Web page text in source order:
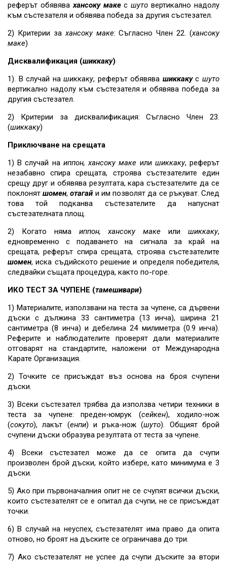
реферът обявявахансоку макесшуто вертикално надолу
към състезателя и обявява победа за другия състезател.
2) Критерии захансоку маке: Съгласно Член 22. (хансоку
маке)
Дисквалификация (шиккаку)
1). В случай нашиккаку, реферът обявява шиккакусшуто
вертикално надолу към състезателя и обявява победа за
другия състезател.
2) Критерии за дисквалификация: Съгласно Член 23.
(шиккаку)
Приключване на срещата
1) В случай на иппон,хансоку маке или шиккаку, реферът
незабавно спира срещата, строява състезателите един
срещу друг и обявява резултата, кара състезателите да се
поклонятшомен,отагай и им позволят да се ръкуват. След
това той подканва състезателите да напуснат
състезателната площ.
2) Когато няма иппон,хансоку маке илишиккаку,
едновременно с подаването на сигнала за край на
срещата, реферът спира срещата, строява състезателите
шомен, иска съдийското решение и определя победителя,
следвайки същата процедура, както по-горе.
ИКО ТЕСТ ЗА ЧУПЕНЕ (тамешивари)
1) Материалите, използвани на теста за чупене, са дървени
дъски с дължина 33 сантиметра (13 инча), ширина 21
сантиметра (8 инча) и дебелина 24 милиметра (0.9 инча).
Реферите и наблюдателите проверят дали материалите
отговарят на стандартите, наложени от Международна
Карате Организация.
2) Точките се присъждат въз основа на броя счупени
дъски.
3) Всеки състезател трябва да използва четири техники в
теста за чупене: преден-юмрук (сейкен), ходило-нож
(сокуто), лакът (енпи) и ръка-нож (шуто). Общият брой
счупени дъски образува резултата от теста за чупене.
4) Всеки състезател може да се опита да счупи
произволен брой дъски, който избере, като минимума е 3
дъски.
5) Ако при първоначалния опит не се счупят всички дъски,
които състезателят се е опитал да счупи, не се присъждат
точки.
6) В случай на неуспех, състезателят има право да опита
отново, но броят на дъските се ограничава до три.
7) Ако състезателят не успее да счупи дъските за втори